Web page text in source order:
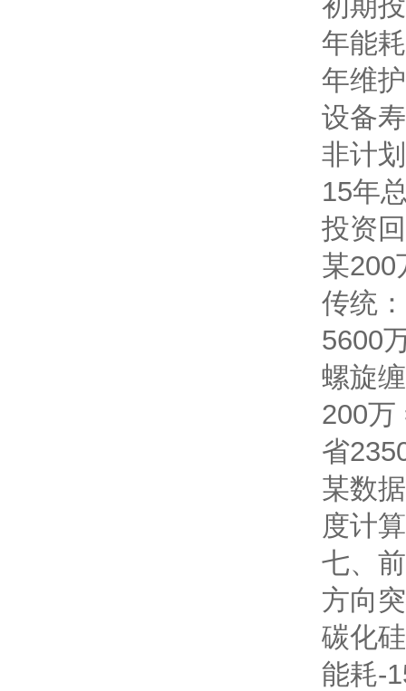
年能
年维
设备
非计
15年
投资
某200
传统
5600
螺旋
200万
省
某数
度计
七、
方向
碳化
能耗-